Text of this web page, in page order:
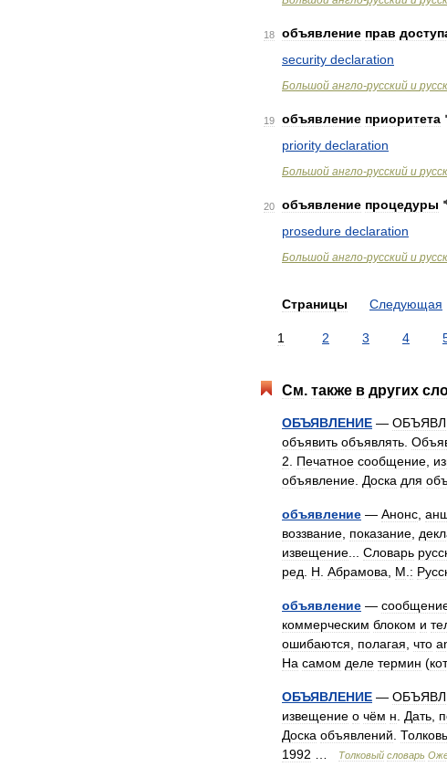
18 объявление прав
security declaration
Большой англо-русский и
19 объявление приоритета
priority declaration
Большой англо-русский и
20 объявление процедуры
prosedure declaration
Большой англо-русский и
Страницы Следующая
1 2 3 4
См. также в других
ОБЪЯВЛЕНИЕ —
объявить объявлять
2
Печатное сообщение
объявление Доска для
объявление — Анонс
воззвание показание
извещение
Словарь
ред
Н Абрамова М :
объявление —
коммерческим блоком и
ошибаются
полагая что
На самом деле термин (
ОБЪЯВЛЕНИЕ —
извещение о чём н Дать
Доска объявлений
1992
Толковый словарь